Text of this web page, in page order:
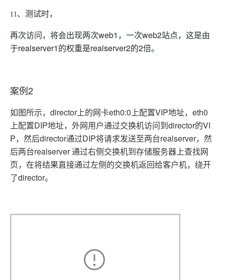
11 、测试时，
再次访问，将会出现两次web1，一次web2站点，这是由
于realserver1的权重是realserver2的2倍。
案例2
如图所示，director上的网卡eth0:0上配置VIP地址，eth0
上配置DIP地址，外网用户通过交换机访问到director的VI
P，然后director通过DIP将请求发送至两台realserver，然
后两台realserver 通过右侧交换机到存储服务器上查找网
页，在将结果直接通过左侧的交换机返回给客户机，绕开
了director。